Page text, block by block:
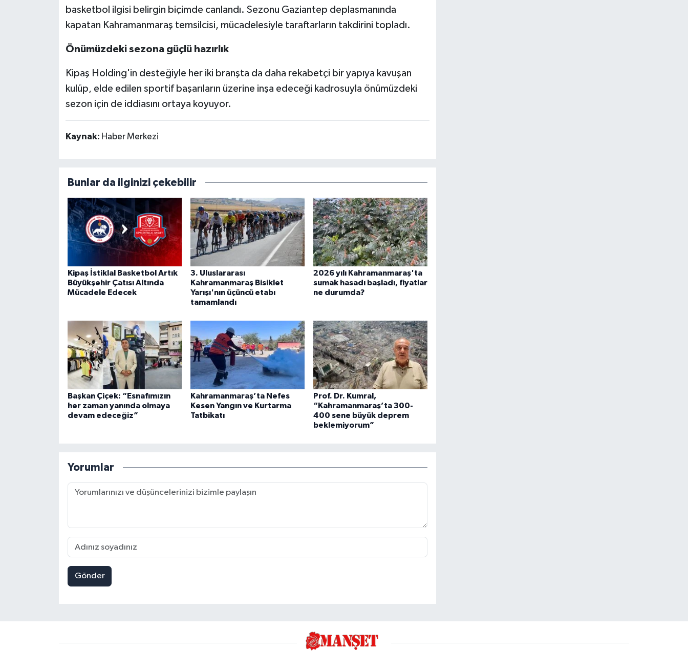
basketbol ilgisi belirgin biçimde canlandı. Sezonu Gaziantep deplasmanında
kapatan Kahramanmaraş temsilcisi, mücadelesiyle taraftarların takdirini topladı.
Önümüzdeki sezona güçlü hazırlık
Kipaş Holding'in desteğiyle her iki branşta da daha rekabetçi bir yapıya kavuşan
kulüp, elde edilen sportif başarıların üzerine inşa edeceği kadrosuyla önümüzdeki
sezon için de iddiasını ortaya koyuyor.
Kaynak: Haber Merkezi
Bunlar da ilginizi çekebilir
Kipaş İstiklal Basketbol Artık
Büyükşehir Çatısı Altında
Mücadele Edecek
3. Uluslararası
Kahramanmaraş Bisiklet
Yarışı'nın üçüncü etabı
tamamlandı
2026 yılı Kahramanmaraş'ta
sumak hasadı başladı, fiyatlar
ne durumda?
Başkan Çiçek: “Esnafımızın
her zaman yanında olmaya
devam edeceğiz”
Kahramanmaraş’ta Nefes
Kesen Yangın ve Kurtarma
Tatbikatı
Prof. Dr. Kumral,
“Kahramanmaraş’ta 300-
400 sene büyük deprem
beklemiyorum”
Yorumlar
Gönder